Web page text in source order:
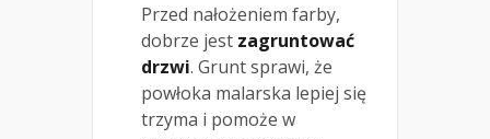
Przed nałożeniem farby,
dobrze jest zagruntować
drzwi. Grunt sprawi, że
powłoka malarska lepiej się
trzyma i pomoże w